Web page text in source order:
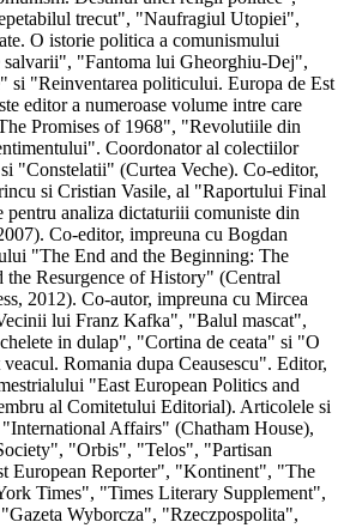
trecut", "Naufragiul Utopiei",
O istorie politica a comunismului
salvarii", "Fantoma lui Gheorghiu-Dej",
si "Reinventarea politicului. Europa de Est
editor a numeroase volume intre care
Promises of 1968", "Revolutiile din
Coordonator al colectiilor
"Constelatii" (Curtea Veche). Co-editor,
si Cristian Vasile, al "Raportului Final
pentru analiza dictaturiii comuniste din
Co-editor, impreuna cu Bogdan
"The End and the Beginning: The
Resurgence of History" (Central
2012). Co-autor, impreuna cu Mircea
lui Franz Kafka", "Balul mascat",
in dulap", "Cortina de ceata" si "O
Romania dupa Ceausescu". Editor,
"East European Politics and
al Comitetului Editorial). Articolele si
Affairs" (Chatham House),
"Orbis", "Telos", "Partisan
European Reporter", "Kontinent", "The
Times", "Times Literary Supplement",
Wyborcza", "Rzeczpospolita",